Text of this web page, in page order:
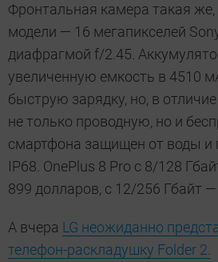
Фронтальная камера такая же,
модели — 16 мегапикселей
диафрагмой f/2.45.
увеличенную емкость в 4510
быструю зарядку, но, в
не только проводную, но и
смартфона защищен от воды и
IP68. OnePlus 8 Pro с 8/128
899 долларов, с 12/256 Гбайт
А вчера LG неожиданно
телефон-раскладушку Folder 2.